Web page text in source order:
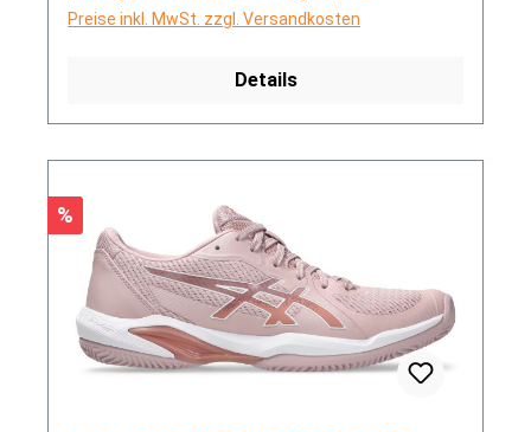
Preise inkl. MwSt. zzgl. Versandkosten
Details
Rabatt
%